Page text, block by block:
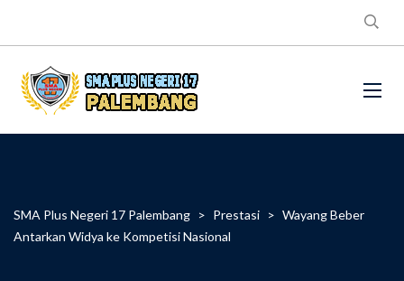
SMA Plus Negeri 17 Palembang > Prestasi > Wayang Beber
Antarkan Widya ke Kompetisi Nasional